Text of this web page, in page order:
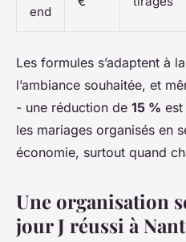
end
Les formules s’adaptent à
l’ambiance souhaitée, et
- une réduction de 15 %
les mariages organisés en
économie, surtout quand
Une organisation
jour J réussi à